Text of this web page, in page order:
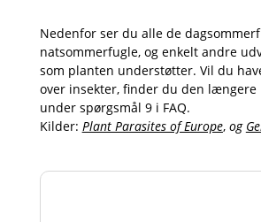
Nedenfor ser du alle de
natsommerfugle, og enkelt andre
som planten understøtter. Vil du
over insekter, finder du den længere
under spørgsmål 9 i FAQ.
Kilder: Plant Parasites of Europe, og